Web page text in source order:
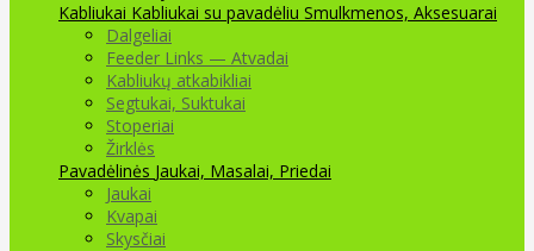
Kabliukai Kabliukai su pavadėliu Smulkmenos, Aksesuarai
Dalgeliai
Feeder Links — Atvadai
Kabliukų atkabikliai
Segtukai, Suktukai
Stoperiai
Žirklės
Pavadėlinės Jaukai, Masalai, Priedai
Jaukai
Kvapai
Skysčiai